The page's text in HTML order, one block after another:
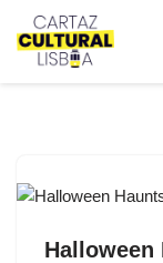
Avançar
Halloween